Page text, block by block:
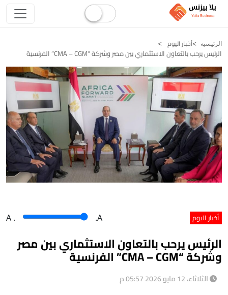
الرئيسيه أخبار اليوم
الرئيس يرحب بالتعاون الاستثماري بين مصر وشركة “CMA – CGM” الفرنسية
أخبار اليوم A . .A
الرئيس يرحب بالتعاون الاستثماري بين مصر
وشركة “CMA – CGM” الفرنسية
الثلاثاء، 12 مايو 2026 05:57 م